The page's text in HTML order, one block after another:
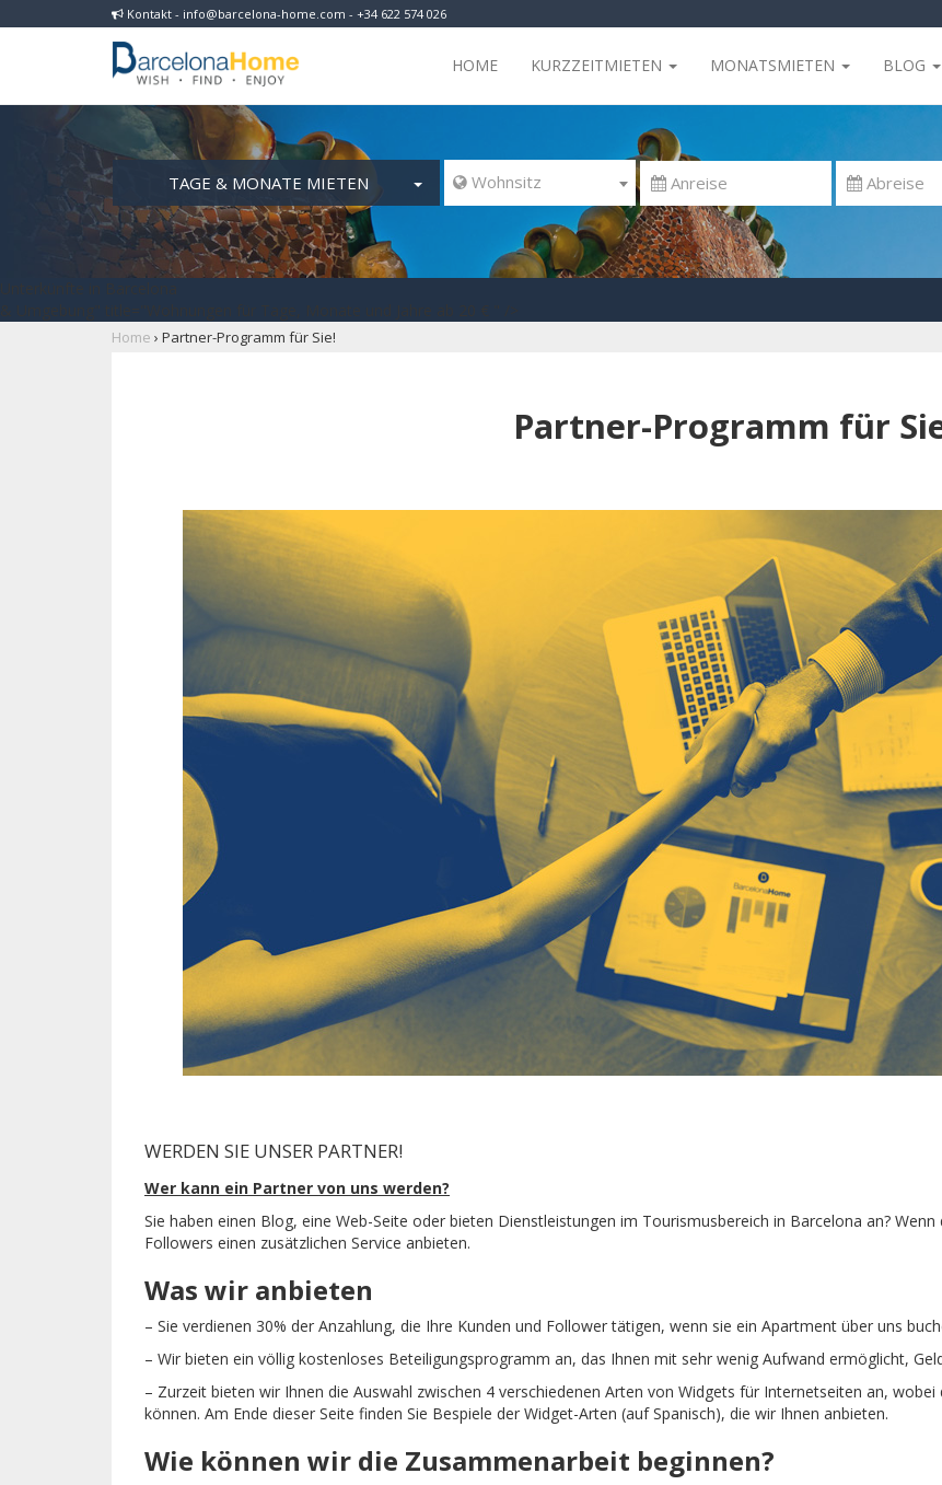
Kontakt - info@barcelona-home.com - +34 622 574 026
HOME KURZZEITMIETEN MONATSMIETEN BLOG
TAGE & MONATE MIETEN  Wohnsitz
Home › Partner-Programm für Sie!
Partner-Programm für
WERDEN SIE UNSER PARTNER!
Wer kann ein Partner von uns werden?
Sie haben einen Blog, eine Web-Seite oder bieten Dienstleistungen im Tourismusbereich in Barcelona an?
Followers einen zusätzlichen Service anbieten.
Was wir anbieten
– Sie verdienen 30% der Anzahlung, die Ihre Kunden und Follower tätigen, wenn sie ein Apartment über uns
– Wir bieten ein völlig kostenloses Beteiligungsprogramm an, das Ihnen mit sehr wenig Aufwand ermöglicht,
– Zurzeit bieten wir Ihnen die Auswahl zwischen 4 verschiedenen Arten von Widgets für Internetseiten an,
können. Am Ende dieser Seite finden Sie Bespiele der Widget-Arten (auf Spanisch), die wir Ihnen anbieten.
Wie können wir die Zusammenarbeit beginnen?